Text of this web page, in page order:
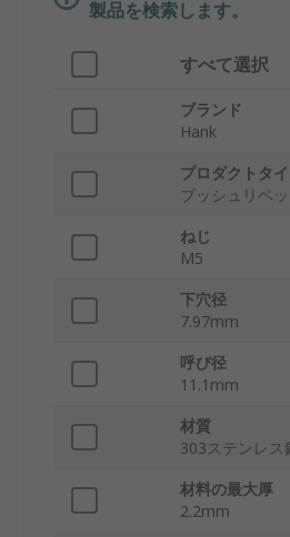
製品を検索します。
すべて選択
ブランド
Hank
プロダクトタ
ブッシュリベッ
ねじ
M5
下穴径
7.97mm
呼び径
11.1mm
材質
303ステンレス
材料の最大厚
2.2mm